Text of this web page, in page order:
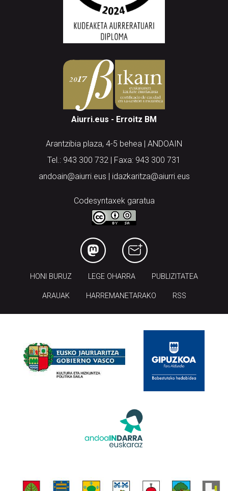
Aiurri.eus - Erroitz BM
Arantzibia plaza, 4-5 behea | ANDOAIN
Tel.: 943 300 732 | Faxa: 943 300 731
andoain@aiurri.eus | idazkaritza@aiurri.eus
Codesyntaxek garatua
HONI BURUZ LEGE OHARRA PUBLIZITATEA
ARAUAK HARREMANETARAKO RSS